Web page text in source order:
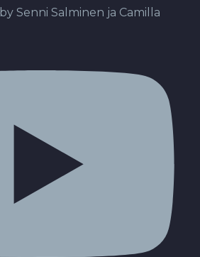
Senni Salminen ja Camilla